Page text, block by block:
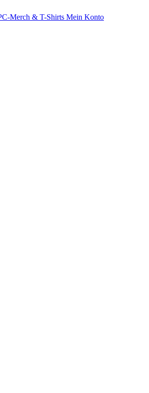
Merch & T-Shirts Mein Konto